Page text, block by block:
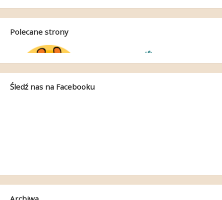
Polecane strony
Śledź nas na Facebooku